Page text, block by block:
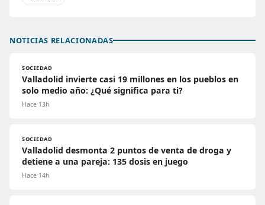
NOTICIAS RELACIONADAS
SOCIEDAD
Valladolid invierte casi 19 millones en los pueblos en
solo medio año: ¿Qué significa para ti?
Hace 13h
SOCIEDAD
Valladolid desmonta 2 puntos de venta de droga y
detiene a una pareja: 135 dosis en juego
Hace 14h